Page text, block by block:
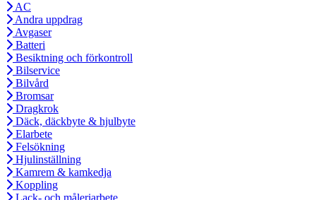
AC
Andra uppdrag
Avgaser
Batteri
Besiktning och förkontroll
Bilservice
Bilvård
Bromsar
Dragkrok
Däck, däckbyte & hjulbyte
Elarbete
Felsökning
Hjulinställning
Kamrem & kamkedja
Koppling
Lack- och måleriarbete